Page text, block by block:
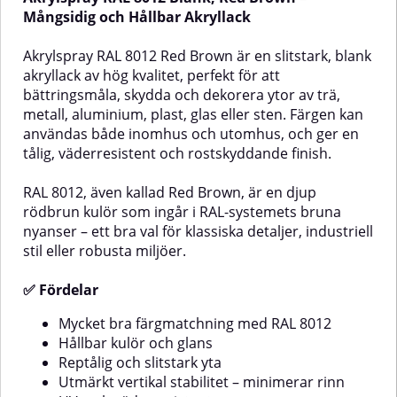
mycket mörk, neutralbrun kulör
inom RAL-systemets bruna
nyanser – särskilt lämplig där en
diskret men kraftfull färgton
eftersträvas.✅ FördelarMycket
bra färgmatchning med RAL
8019Hållbar kulör och
glansReptålig och slitstark
ytaUtmärkt vertikal stabilitet –
minimerar rinnUV- och
vidhäftningLämpliga
ytorTräMetallAluminiumGlasStenOlika
typer av
plastAnvändningsområdenAkrylsprayen
fungerar utmärkt
och plastdetaljerFärgkodning och
märkningDekorationsmålning av
föremål i hem, garage eller
verkstadMaskindelar, verktyg,
apparater och stålmöblerSå
använder du RAL AkrylsprayYtan
ska vara ren, torr och fri från
kallad Blue Grey, är en dämpad
blågrå kulör ur RAL-systemets grå
nyanser – ofta använd i industri,
teknik och marin design.✅
FördelarMycket bra
färgmatchning med RAL
7031Hållbar kulör och
glansReptålig och slitstark
ytaUtmärkt vertikal stabilitet –
minimerar rinnUV- och
vidhäftningLämpliga
typer av
föremål i hem, garage eller
verkstadMaskindelar, verktyg
och möbler💡 Tips!För bästa
resultat med RAL 7031 Blue Grey
rekommenderas grå primer, då
Mångsidig och Hållbar Akryllack
Akrylspray RAL 8012 Red Brown är en slitstark, blank
akryllack av hög kvalitet, perfekt för att
bättringsmåla, skydda och dekorera ytor av trä,
metall, aluminium, plast, glas eller sten. Färgen kan
användas både inomhus och utomhus, och ger en
tålig, väderresistent och rostskyddande finish.
RAL 8012, även kallad Red Brown, är en djup
rödbrun kulör som ingår i RAL-systemets bruna
nyanser – ett bra val för klassiska detaljer, industriell
stil eller robusta miljöer.
✅ Fördelar
Mycket bra färgmatchning med RAL 8012
Hållbar kulör och glans
Reptålig och slitstark yta
Utmärkt vertikal stabilitet – minimerar rinn